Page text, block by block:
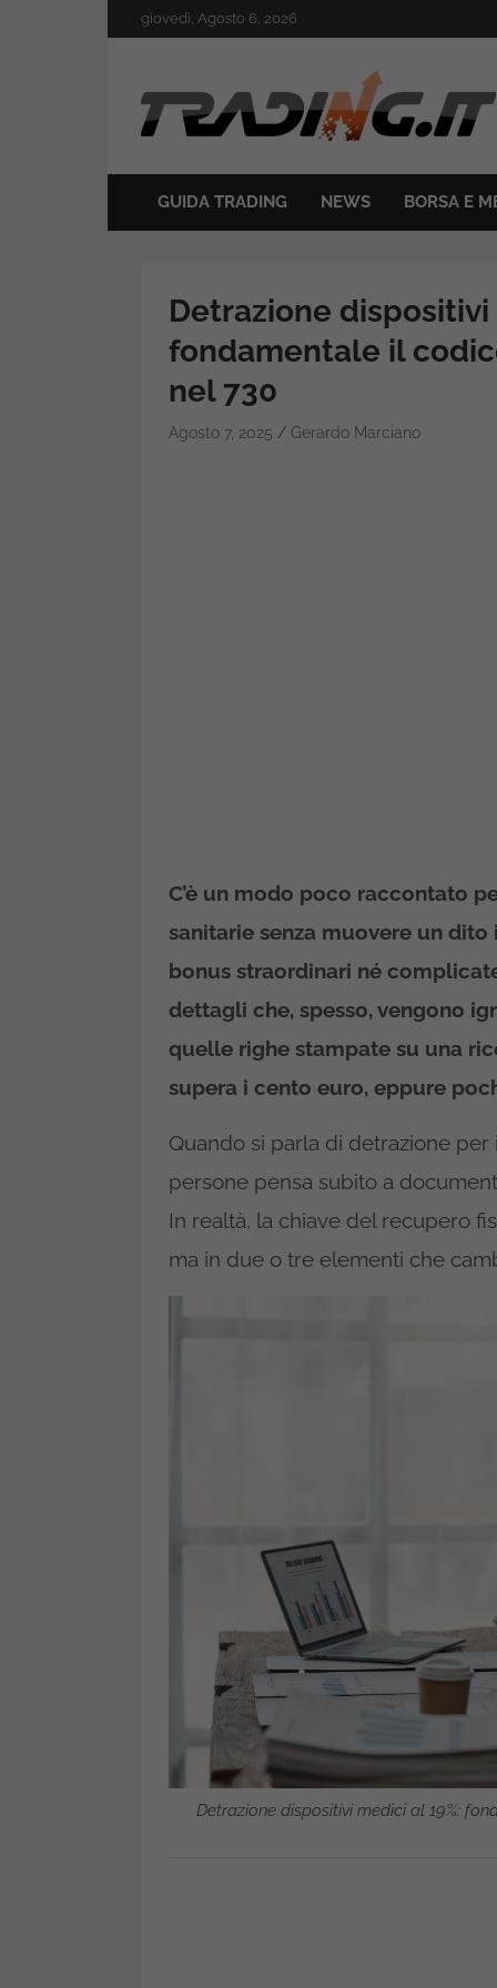
to
giovedì, Agosto 6, 2026
Trading.it
GUIDA TRADING NEWS BORSA E
Detrazione dispositivi
fondamentale il
nel 730
Agosto 7, 2025 Gerardo Marciano
C’è un modo poco raccontato
sanitarie senza muovere un
bonus straordinari né
dettagli che, spesso, vengono
quelle righe stampate su una
supera i cento euro, eppure
Quando si parla di detrazione
persone pensa subito a
In realtà, la chiave del recupero
ma in due o tre elementi che
Detrazione dispositivi medici al 19%: